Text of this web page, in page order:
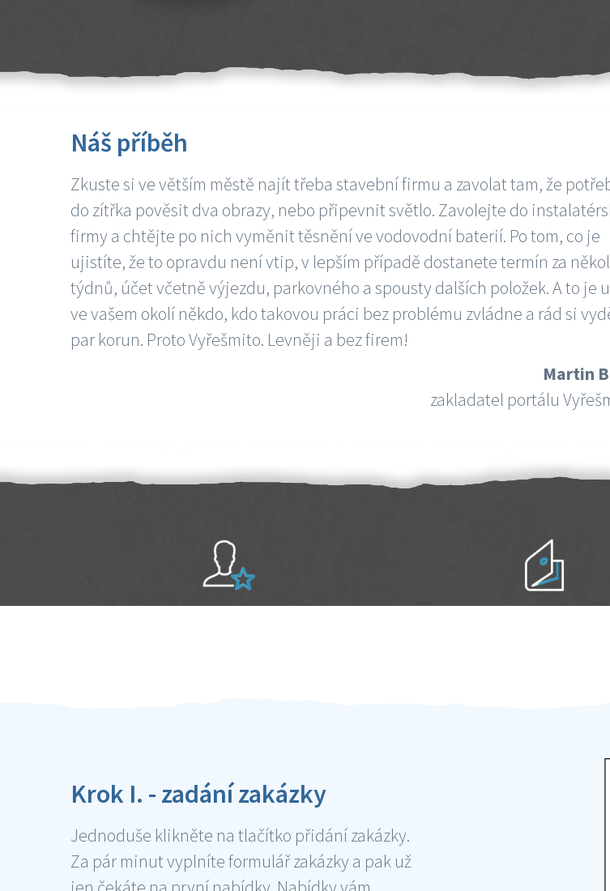
Náš příběh
Zkuste si ve větším městě najít třeba stavební firmu a zavolat tam, že
do zítřka pověsit dva obrazy, nebo připevnit světlo. Zavolejte do
firmy a chtějte po nich vyměnit těsnění ve vodovodní baterií. Po tom, co je
ujistíte, že to opravdu není vtip, v lepším případě dostanete termín za
týdnů, účet včetně výjezdu, parkovného a spousty dalších položek. A to je
ve vašem okolí někdo, kdo takovou práci bez problému zvládne a rád si
par korun. Proto Vyřešmito. Levněji a bez firem!
Martin
zakladatel portálu
Krok I. - zadání zakázky
Jednoduše klikněte na tlačítko přidání zakázky.
Za pár minut vyplníte formulář zakázky a pak už